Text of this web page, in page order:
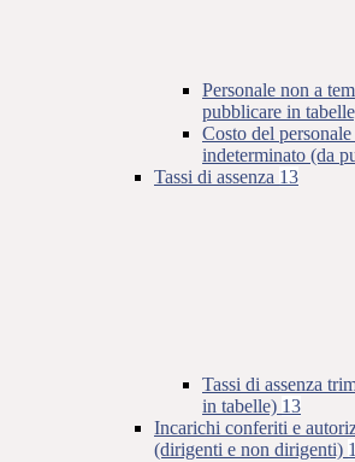
Personale non a
pubblicare in
Costo del
indeterminato (da
Tassi di assenza 13
Tassi di assenza
in tabelle) 13
Incarichi conferiti e
(dirigenti e non dirigenti)